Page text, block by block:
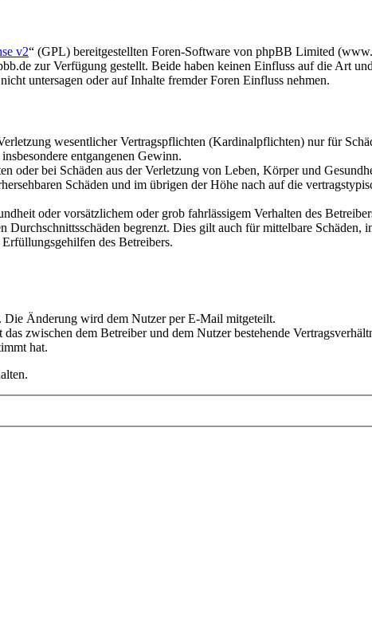
v2“ (GPL) bereitgestellten Foren-Software von phpBB Limited
zur Verfügung gestellt. Beide haben keinen Einfluss auf die Art
untersagen oder auf Inhalte fremder Foren Einfluss nehmen.
wesentlicher Vertragspflichten (Kardinalpflichten) nur für
entgangenen Gewinn.
oder bei Schäden aus der Verletzung von Leben, Körper und
Schäden und im übrigen der Höhe nach auf die
oder vorsätzlichem oder grob fahrlässigem Verhalten des
begrenzt. Dies gilt auch für mittelbare Schäden,
des Betreibers.
Die Änderung wird dem Nutzer per E-Mail mitgeteilt.
zwischen dem Betreiber und dem Nutzer bestehende
hat.